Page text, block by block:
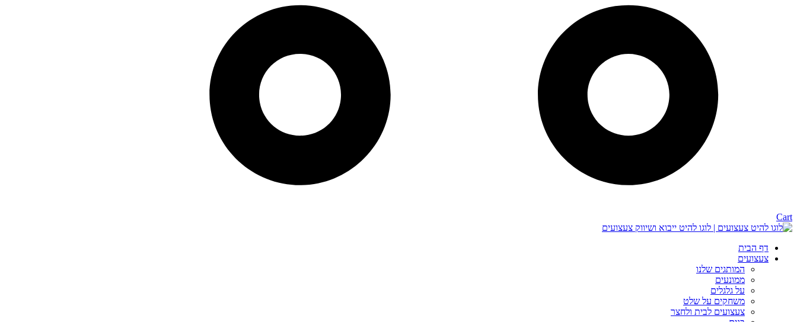
Cart
דף הבית
צעצועים
המותגים שלנו
ממונעים
על גלגלים
משחקים על שלט
צעצועים לבית ולחצר